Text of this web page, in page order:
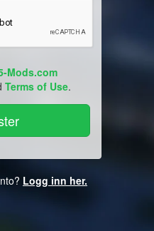
Mods.com
Terms of Use.
Logg inn her.